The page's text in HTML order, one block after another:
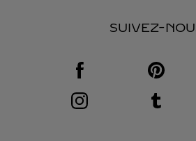
SUIVEZ-
Visit us on Facebook
Link Opens in New Tab
Visit us on Instagram
Link Opens in New Tab
Visit us on
Link
Visit us on
Link